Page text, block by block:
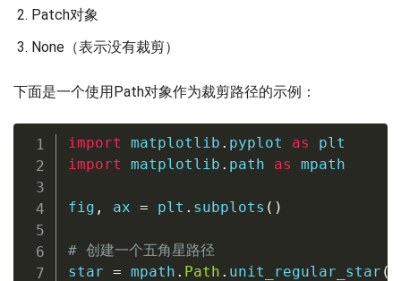
Patch对象
None（表示没有裁剪）
下面是一个使用Path对象作为裁剪路径的示例：
import matplotlib . pyplot as
import matplotlib . path as mpath
fig , ax = plt . subplots ( )
# 创建一个五角星路径
star = mpath . Path . unit_regular_star (